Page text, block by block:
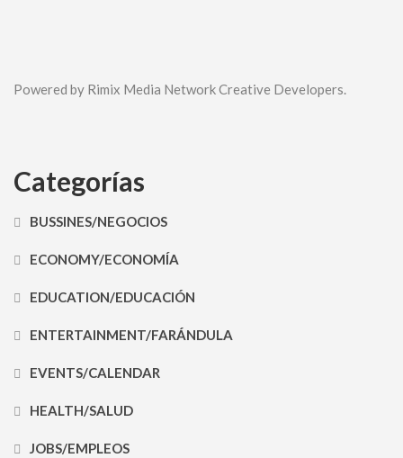
Powered by Rimix Media Network Creative Developers.
Categorías
BUSSINES/NEGOCIOS
ECONOMY/ECONOMÍA
EDUCATION/EDUCACIÓN
ENTERTAINMENT/FARÁNDULA
EVENTS/CALENDAR
HEALTH/SALUD
JOBS/EMPLEOS